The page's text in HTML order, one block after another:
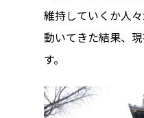
維持していくか人
動いてきた結果、
す。